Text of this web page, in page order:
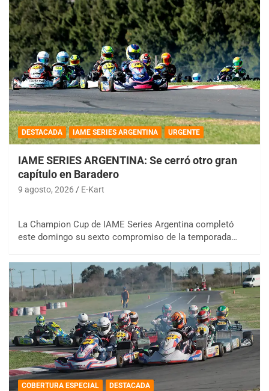
DESTACADA IAME SERIES ARGENTINA URGENTE
IAME SERIES ARGENTINA: Se cerró otro gran
capítulo en Baradero
9 agosto, 2026 E-Kart
La Champion Cup de IAME Series Argentina completó
este domingo su sexto compromiso de la temporada…
COBERTURA ESPECIAL
DESTACADA